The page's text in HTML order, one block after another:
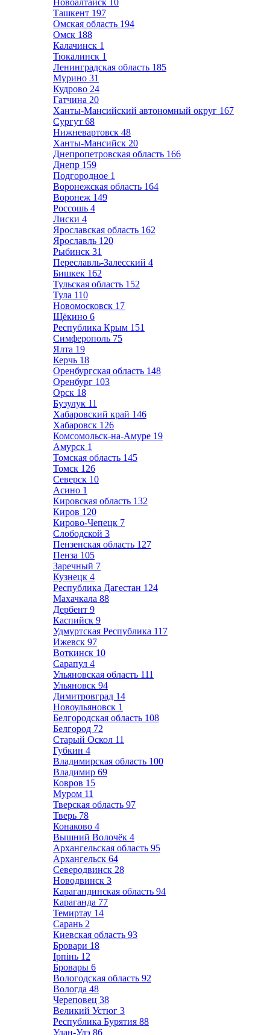
Новоалтайск 10
Ташкент 197
Омская область 194
Омск 188
Калачинск 1
Тюкалинск 1
Ленинградская область 185
Мурино 31
Кудрово 24
Гатчина 20
Ханты-Мансийский автономный округ 167
Сургут 68
Нижневартовск 48
Ханты-Мансийск 20
Днепропетровская область 166
Днепр 159
Подгородное 1
Воронежская область 164
Воронеж 149
Россошь 4
Лиски 4
Ярославская область 162
Ярославль 120
Рыбинск 31
Переславль-Залесский 4
Бишкек 162
Тульская область 152
Тула 110
Новомосковск 17
Щёкино 6
Республика Крым 151
Симферополь 75
Ялта 19
Керчь 18
Оренбургская область 148
Оренбург 103
Орск 18
Бузулук 11
Хабаровский край 146
Хабаровск 126
Комсомольск-на-Амуре 19
Амурск 1
Томская область 145
Томск 126
Северск 10
Асино 1
Кировская область 132
Киров 120
Кирово-Чепецк 7
Слободской 3
Пензенская область 127
Пенза 105
Заречный 7
Кузнецк 4
Республика Дагестан 124
Махачкала 88
Дербент 9
Каспийск 9
Удмуртская Республика 117
Ижевск 97
Воткинск 10
Сарапул 4
Ульяновская область 111
Ульяновск 94
Димитровград 14
Новоульяновск 1
Белгородская область 108
Белгород 72
Старый Оскол 11
Губкин 4
Владимирская область 100
Владимир 69
Ковров 15
Муром 11
Тверская область 97
Тверь 78
Конаково 4
Вышний Волочёк 4
Архангельская область 95
Архангельск 64
Северодвинск 28
Новодвинск 3
Карагандинская область 94
Караганда 77
Темиртау 14
Сарань 2
Киевская область 93
Бровари 18
Ірпінь 12
Бровары 6
Вологодская область 92
Вологда 48
Череповец 38
Великий Устюг 3
Республика Бурятия 88
Улан-Удэ 86